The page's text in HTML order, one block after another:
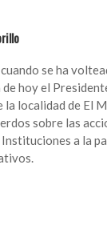
se ha
hoy el
localidad de El
sobre las
a la